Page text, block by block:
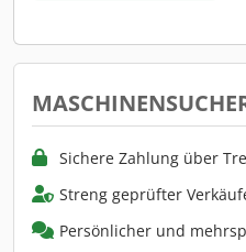
Sichere Zahlung über
Streng geprüfter
Persönlicher und